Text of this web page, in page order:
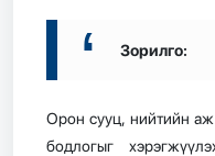
Зорилго:
Орон сууц, нийтийн аж
бодлогыг